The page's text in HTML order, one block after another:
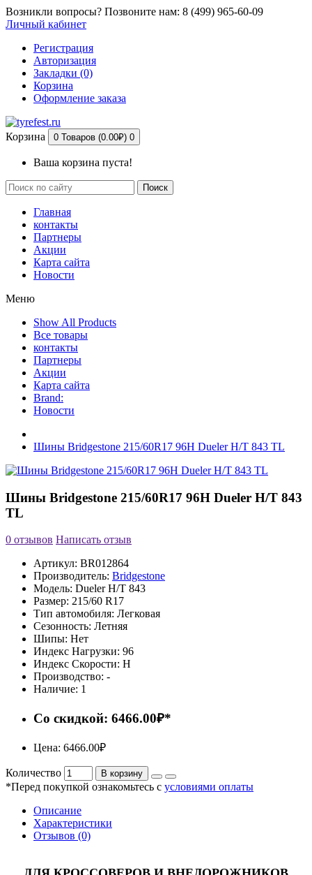
Возникли вопросы? Позвоните нам: 8 (499) 965-60-09
Личный кабинет
Регистрация
Авторизация
Закладки (0)
Корзина
Оформление заказа
Корзина 0 Товаров (0.00₽) 0
Ваша корзина пуста!
Поиск
Главная
контакты
Партнеры
Акции
Карта сайта
Новости
Меню
Show All Products
Все товары
контакты
Партнеры
Акции
Карта сайта
Brand:
Новости
Шины Bridgestone 215/60R17 96H Dueler H/T 843 TL
Шины Bridgestone 215/60R17 96H Dueler H/T 843
TL
0 отзывов Написать отзыв
Артикул: BR012864
Производитель: Bridgestone
Модель: Dueler H/T 843
Размер: 215/60 R17
Тип автомобиля: Легковая
Сезонность: Летняя
Шипы: Нет
Индекс Нагрузки: 96
Индекс Скорости: H
Производство: -
Наличие: 1
Со скидкой: 6466.00₽*
Цена: 6466.00₽
Количество В корзину
*Перед покупкой ознакомьтесь с условиями оплаты
Описание
Характеристики
Отзывов (0)